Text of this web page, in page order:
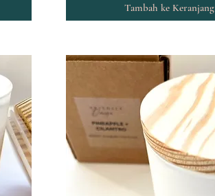
Tambah ke Keranjang